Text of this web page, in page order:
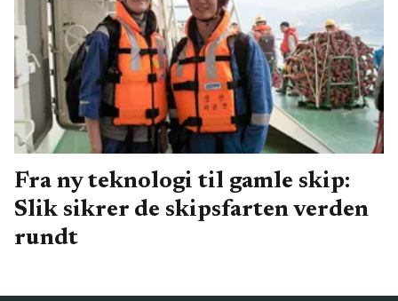
Fra ny teknologi til gamle skip:
Slik sikrer de skipsfarten verden
rundt